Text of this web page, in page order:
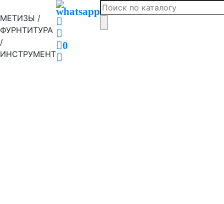
МЕТИЗЫ /
ФУРНТИТУРА
/
ИНСТРУМЕНТ
0